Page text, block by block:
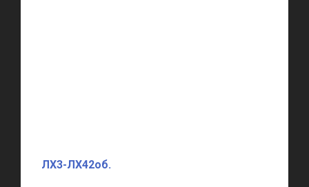
ЛХ3-ЛХ42об.